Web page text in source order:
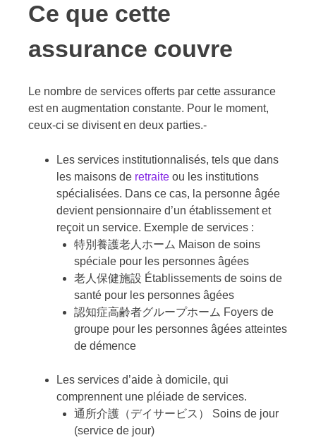
Ce que cette
assurance couvre
Le nombre de services offerts par cette assurance
est en augmentation constante. Pour le moment,
ceux-ci se divisent en deux parties.-
Les services institutionnalisés, tels que dans
les maisons de retraite ou les institutions
spécialisées. Dans ce cas, la personne âgée
devient pensionnaire d’un établissement et
reçoit un service. Exemple de services :
特別養護老人ホーム Maison de soins
spéciale pour les personnes âgées
老人保健施設 Établissements de soins de
santé pour les personnes âgées
認知症高齢者グループホーム Foyers de
groupe pour les personnes âgées atteintes
de démence
Les services d’aide à domicile, qui
comprennent une pléiade de services.
通所介護（デイサービス） Soins de jour
(service de jour)